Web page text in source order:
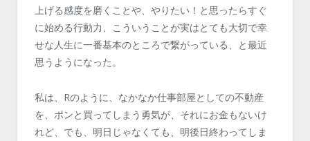
上げる感度を磨くことや、やりたい！と思ったらすぐ
に始める行動力、こういうことが実はとても大切で幸
せな人生に一番基本のところで繋がっている、と最近
思うようになった。
私は、Rのように、なかなか仕事部屋としての不動産
を、ポンと買ってしまう勇気が、それにお金もないけ
れど、でも、明日じゃなくても、明後日終わってしま